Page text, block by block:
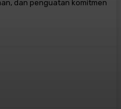
dan penguatan komitmen